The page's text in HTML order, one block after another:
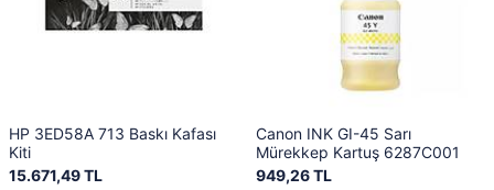
HP 3ED58A 713 Baskı Kafası
Kiti
15.671,49 TL
Canon INK GI-45 Sarı
Mürekkep Kartuş 6287C001
949,26 TL